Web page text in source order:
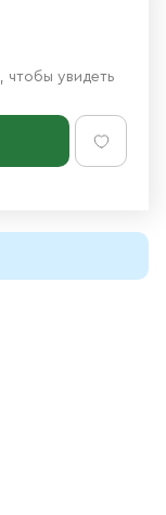
, чтобы увидеть